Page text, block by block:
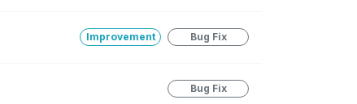
Improvement Bug Fix
Bug Fix